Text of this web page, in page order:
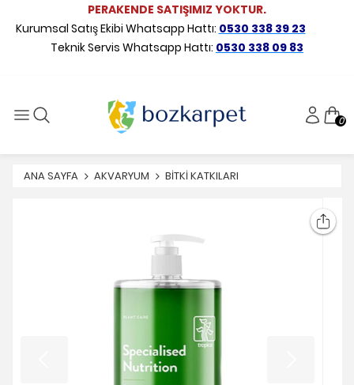
PERAKENDE SATIŞIMIZ YOKTUR.
Kurumsal Satış Ekibi Whatsapp Hattı: 0530 338 39 23
Teknik Servis Whatsapp Hattı: 0530 338 09 83
0
ANA SAYFA AKVARYUM BİTKİ KATKILARI